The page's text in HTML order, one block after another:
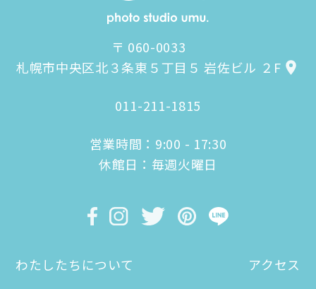
〒 060-0033
札幌市中央区北３条東５丁目５ 岩佐ビル ２F
011-211-1815
営業時間：9:00 - 17:30
休館日：毎週火曜日
わたしたちについて
アクセス